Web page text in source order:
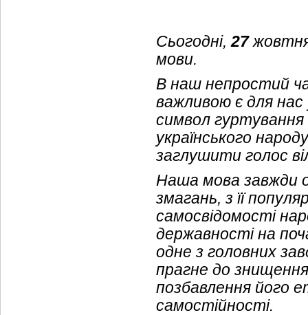
Сьогодні, 27
мови.
В наш непростий
важливою є для нас
символ гуртування
українського
заглушити голос
Наша мова завжди
змагань, з її
самосвідомості
державності на
одне з головних
прагне до
позбавлення його
самостійності.